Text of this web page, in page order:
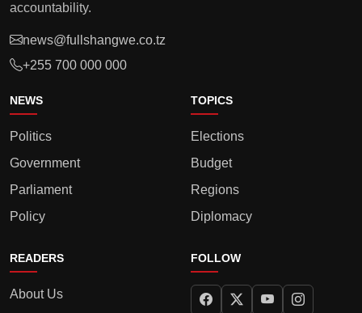
accountability.
news@fullshangwe.co.tz
+255 700 000 000
NEWS
Politics
Government
Parliament
Policy
TOPICS
Elections
Budget
Regions
Diplomacy
READERS
About Us
FOLLOW